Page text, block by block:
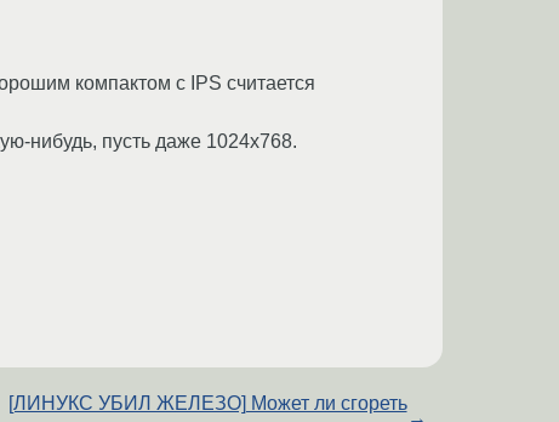
компактом с IPS считается
нибудь, пусть даже 1024x768.
[ЛИНУКС УБИЛ ЖЕЛЕЗО] Может ли сгореть
→